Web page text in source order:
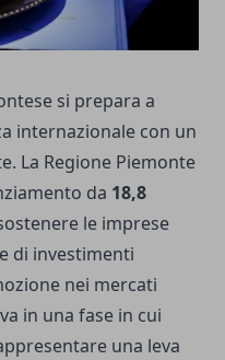
si prepara a
internazionale con un
La Regione Piemonte
da 18,8
le imprese
di investimenti
nei mercati
in una fase in cui
una leva